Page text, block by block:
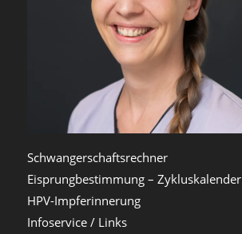
Schwangerschaftsrechner
Eisprungbestimmung – Zykluskalender
HPV-Impferinnerung
Infoservice / Links